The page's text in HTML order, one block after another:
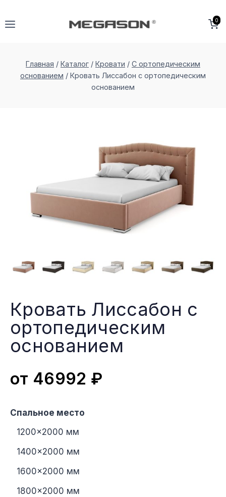
0
Главная / Каталог / Кровати / С ортопедическим
основанием / Кровать Лиссабон с ортопедическим
основанием
Кровать Лиссабон с
ортопедическим
основанием
от 46992 ₽
Спальное место
1200×2000 мм
1400×2000 мм
1600×2000 мм
1800×2000 мм